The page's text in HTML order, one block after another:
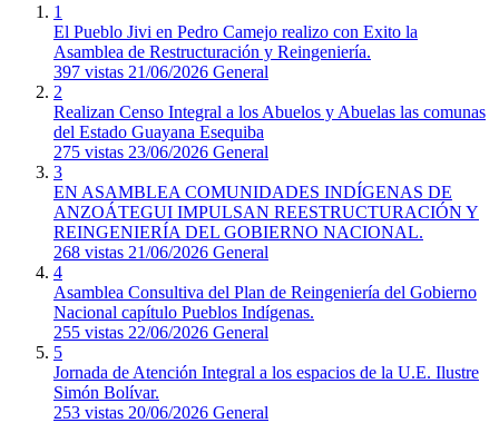
1
El Pueblo Jivi en Pedro Camejo realizo con Exito la
Asamblea de Restructuración y Reingeniería.
397 vistas 21/06/2026 General
2
Realizan Censo Integral a los Abuelos y Abuelas las comunas
del Estado Guayana Esequiba
275 vistas 23/06/2026 General
3
EN A​SAMBLEA COMUNIDADES INDÍGENAS DE
ANZOÁTEGUI IMPULSAN REESTRUCTURACIÓN Y
REINGENIERÍA DEL GOBIERNO NACIONAL.
268 vistas 21/06/2026 General
4
Asamblea Consultiva del Plan de Reingeniería del Gobierno
Nacional capítulo Pueblos Indígenas.
255 vistas 22/06/2026 General
5
Jornada de Atención Integral a los espacios de la U.E. Ilustre
Simón Bolívar.
253 vistas 20/06/2026 General